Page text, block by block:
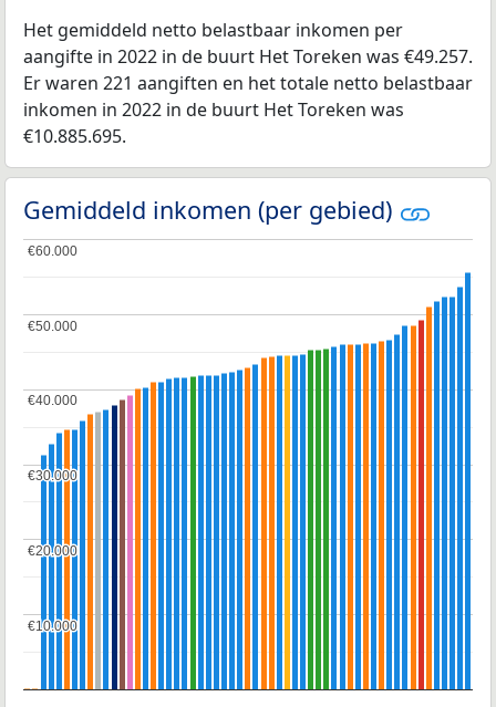
Het gemiddeld netto belastbaar inkomen per
aangifte in 2022 in de buurt Het Toreken was €49.257.
Er waren 221 aangiften en het totale netto belastbaar
inkomen in 2022 in de buurt Het Toreken was
€10.885.695.
Gemiddeld inkomen (per gebied)
€10.000
€10.000
€20.000
€20.000
€30.000
€30.000
€40.000
€40.000
€50.000
€50.000
€60.000
€60.000